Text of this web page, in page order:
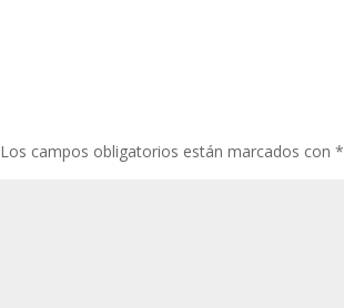
Los campos obligatorios están marcados con *